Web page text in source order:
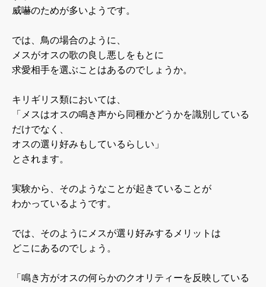
威嚇のためが多いようです。
では、鳥の場合のように、
メスがオスの歌の良し悪しをもとに
求愛相手を選ぶことはあるのでしょうか。
キリギリス類においては、
「メスはオスの鳴き声から同種かどうかを識別している
だけでなく、
オスの選り好みもしているらしい」
とされます。
実験から、そのようなことが起きていることが
わかっているようです。
では、そのようにメスが選り好みするメリットは
どこにあるのでしょう。
「鳴き方がオスの何らかのクオリティーを反映している